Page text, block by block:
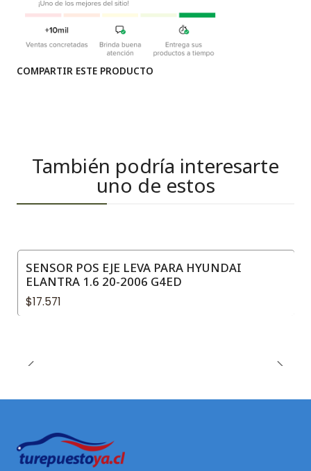
COMPARTIR ESTE PRODUCTO
También podría interesarte
uno de estos
SENSOR POS EJE LEVA PARA HYUNDAI
ELANTRA 1.6 20-2006 G4ED
$17.571